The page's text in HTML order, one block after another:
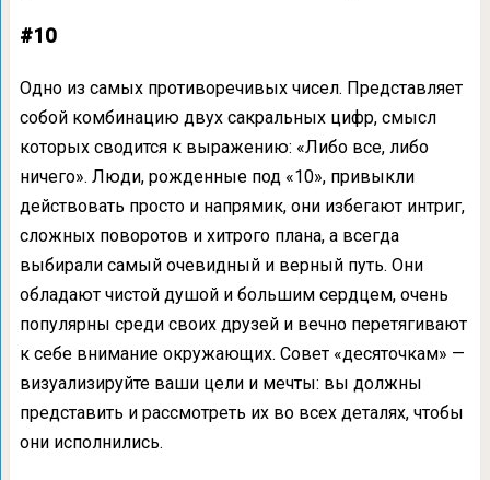
#10
Одно из самых противоречивых чисел. Представляет
собой комбинацию двух сакральных цифр, смысл
которых сводится к выражению: «Либо все, либо
ничего». Люди, рожденные под «10», привыкли
действовать просто и напрямик, они избегают интриг,
сложных поворотов и хитрого плана, а всегда
выбирали самый очевидный и верный путь. Они
обладают чистой душой и большим сердцем, очень
популярны среди своих друзей и вечно перетягивают
к себе внимание окружающих. Совет «десяточкам» —
визуализируйте ваши цели и мечты: вы должны
представить и рассмотреть их во всех деталях, чтобы
они исполнились.